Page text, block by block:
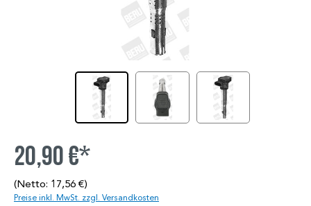
20,90 €*
(Netto: 17,56 €)
Preise inkl. MwSt. zzgl. Versandkosten